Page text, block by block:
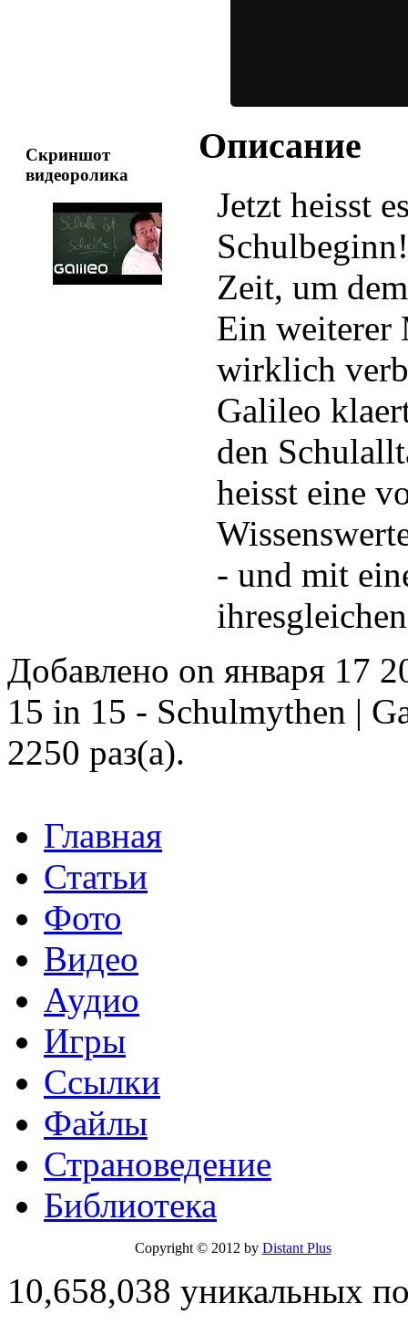
Скриншот
видеоролика
Описание
Jetzt heisst
Zeit, um
Ein weiterer
wirklich
Galileo
den
heisst eine
- und mit
Добавлено on января 17
15 in 15 - Schulmythen |
2250 раз(а).
Главная
Статьи
Фото
Видео
Аудио
Игры
Ссылки
Файлы
Страноведение
Библиотека
Copyright © 2012 by Distant Plus
10,658,038 уникальных